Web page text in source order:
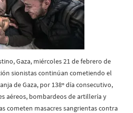
Gaza, miércoles 21 de febrero de
sionistas continúan cometiendo el
de Gaza, por 138º día consecutivo,
aéreos, bombardeos de artillería y
cometen masacres sangrientas contra